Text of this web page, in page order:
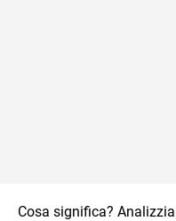
Cosa significa?